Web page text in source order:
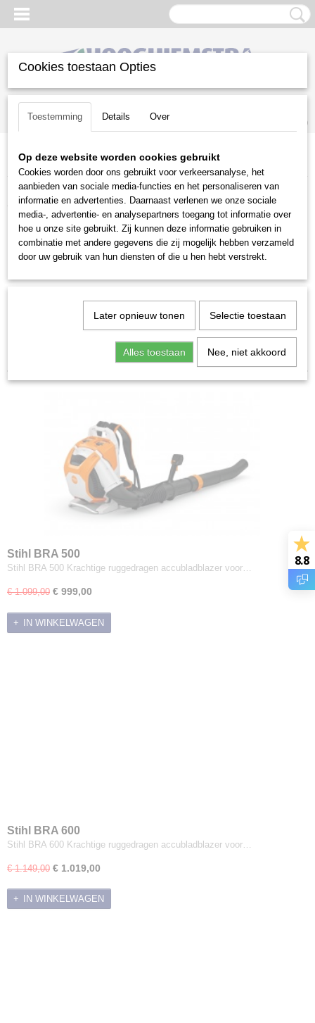
Inloggen Registreren
(0)
Home >Aanbiedingen>Bladblazer aanbiedingen
Aanbiedingen
Grasmaaier aanbiedingen
Zitmaaier aanbiedingen
Heggenschaar aanbiedingen
Kettingzaag aanbiedingen
Bladblazer aanbiedingen
Combi gereedschap aanbiedingen
Hogedrukspuit aanbiedingen
Sproeiapparaat aanbiedingen
Alleszuiger aanbiedingen
Houtklover aanbiedingen
Doorslijper aanbiedingen
Kniklader aanbiedingen
Diverse aanbiedingen
Sorteer op:
Stihl BRA 500
Stihl BRA 500 Krachtige ruggedragen accubladblazer voor…
€ 1.099,00 € 999,00
IN WINKELWAGEN
Stihl BRA 600
Stihl BRA 600 Krachtige ruggedragen accubladblazer voor…
€ 1.149,00 € 1.019,00
IN WINKELWAGEN
8.8
Cookies toestaan Opties
Toestemming Details Over
Op deze website worden cookies gebruikt
Cookies worden door ons gebruikt voor verkeersanalyse, het
aanbieden van sociale media-functies en het personaliseren van
informatie en advertenties. Daarnaast verlenen we onze sociale
media-, advertentie- en analysepartners toegang tot informatie over
hoe u onze site gebruikt. Zij kunnen deze informatie gebruiken in
combinatie met andere gegevens die zij mogelijk hebben verzameld
door uw gebruik van hun diensten of die u hen hebt verstrekt.
Later opnieuw tonen Selectie toestaan
Alles toestaan Nee, niet akkoord